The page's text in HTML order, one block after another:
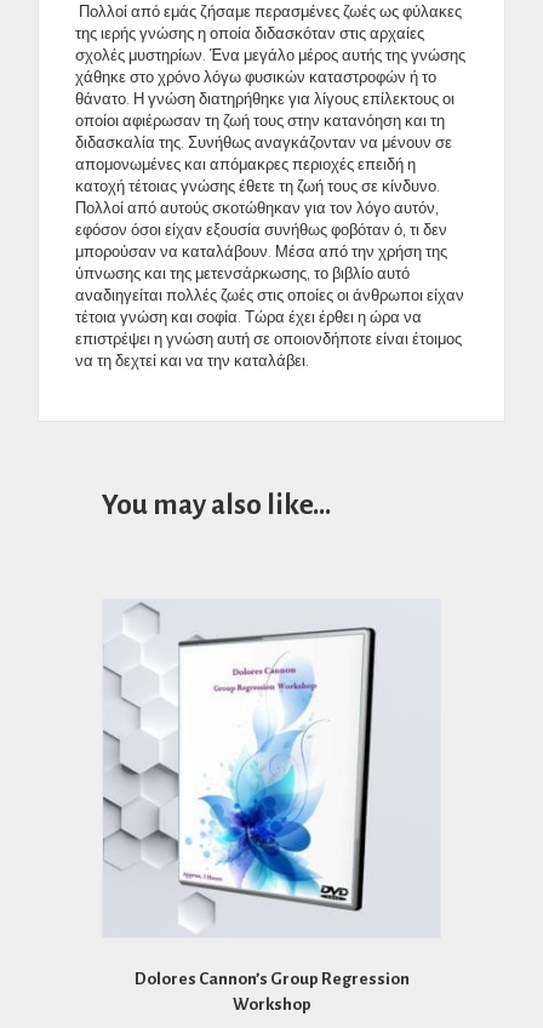
Πολλοί από εμάς ζήσαμε περασμένες ζωές ως φύλακες
της ιερής γνώσης η οποία διδασκόταν στις αρχαίες
σχολές μυστηρίων. Ένα μεγάλο μέρος αυτής της γνώσης
χάθηκε στο χρόνο λόγω φυσικών καταστροφών ή το
θάνατο. Η γνώση διατηρήθηκε για λίγους επίλεκτους οι
οποίοι αφιέρωσαν τη ζωή τους στην κατανόηση και τη
διδασκαλία της. Συνήθως αναγκάζονταν να μένουν σε
απομονωμένες και απόμακρες περιοχές επειδή η
κατοχή τέτοιας γνώσης έθετε τη ζωή τους σε κίνδυνο.
Πολλοί από αυτούς σκοτώθηκαν για τον λόγο αυτόν,
εφόσον όσοι είχαν εξουσία συνήθως φοβόταν ό, τι δεν
μπορούσαν να καταλάβουν. Μέσα από την χρήση της
ύπνωσης και της μετενσάρκωσης, το βιβλίο αυτό
αναδιηγείται πολλές ζωές στις οποίες οι άνθρωποι είχαν
τέτοια γνώση και σοφία. Τώρα έχει έρθει η ώρα να
επιστρέψει η γνώση αυτή σε οποιονδήποτε είναι έτοιμος
να τη δεχτεί και να την καταλάβει.
You may also like…
Dolores Cannon’s Group Regression
Workshop